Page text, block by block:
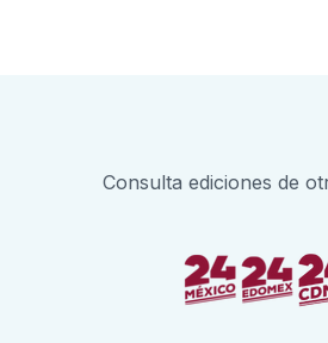
Consulta ediciones de